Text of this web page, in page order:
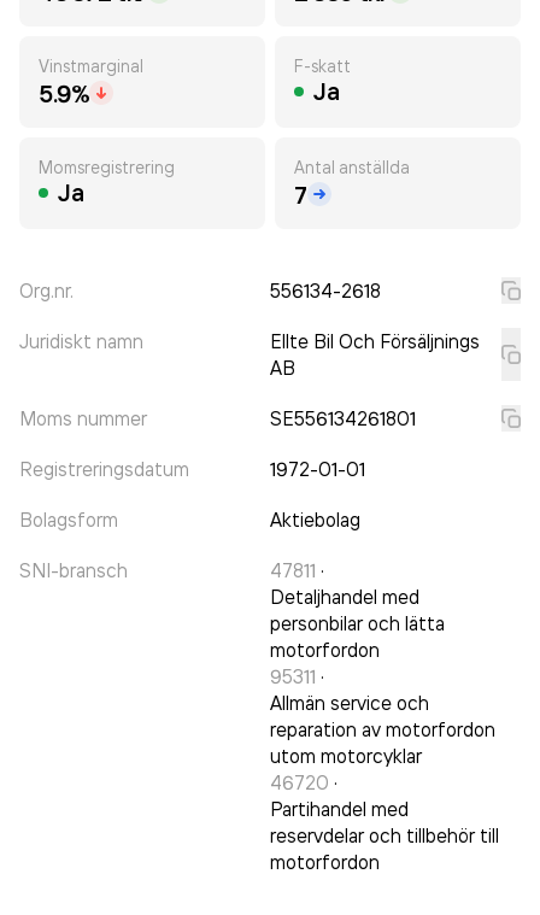
Vinstmarginal
5.9%
F-skatt
Ja
Momsregistrering
Ja
Antal anställda
7
Org.nr. 556134-2618
Juridiskt namn
Ellte Bil Och Försäljnings
AB
Moms nummer SE556134261801
Registreringsdatum 1972-01-01
Bolagsform Aktiebolag
SNI-bransch 47811 ·
Detaljhandel med
personbilar och lätta
motorfordon
95311 ·
Allmän service och
reparation av motorfordon
utom motorcyklar
46720 ·
Partihandel med
reservdelar och tillbehör till
motorfordon